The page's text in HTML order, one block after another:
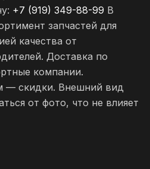
+7 (919) 349-88-99 В
запчастей для
качества от
Доставка по
компании.
— скидки. Внешний вид
от фото, что не влияет